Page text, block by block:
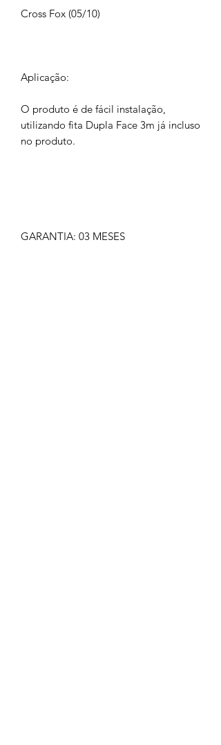
Cross Fox (05/10)
Aplicação:
O produto é de fácil instalação,
utilizando fita Dupla Face 3m já incluso
no produto.
GARANTIA: 03 MESES